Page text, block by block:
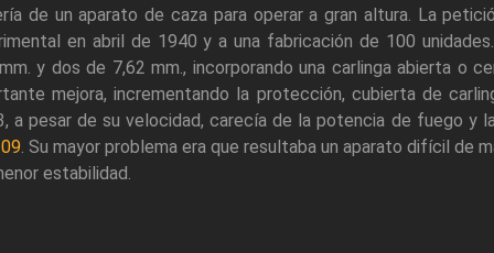
de un aparato de caza para operar a gran altura. La
en abril de 1940 y a una fabricación de 100
y dos de 7,62 mm., incorporando una carlinga abierta o
mejora, incrementando la protección, cubierta de
a pesar de su velocidad, carecía de la potencia de fuego y
. Su mayor problema era que resultaba un aparato difícil de
estabilidad.